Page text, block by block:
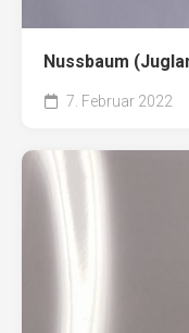
Nussbaum
7. Februar 2022